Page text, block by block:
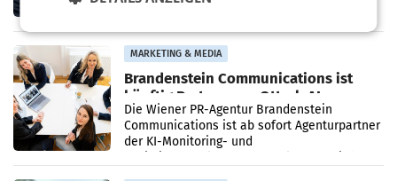
die vom neuen ORF-Chef Clemens Pig
Direktionen abgestimmt werden.
MARKETING & MEDIA
Brandenstein Communications ist
künftig Partner von OtterlyAI
Die Wiener PR-Agentur Brandenstein
Communications ist ab sofort Agenturpartner
der KI-Monitoring- und